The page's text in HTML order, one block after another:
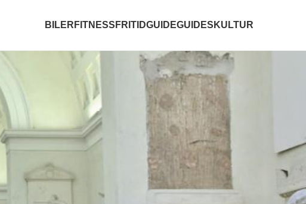
BILER FITNESS FRITIDGUIDEGUIDES KULTUR